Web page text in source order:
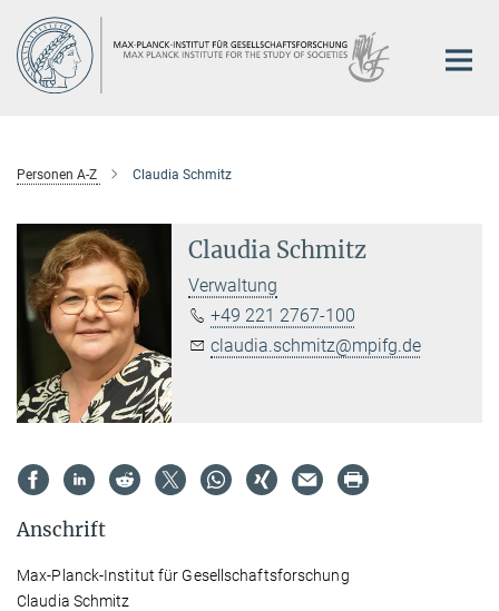
Hauptinhalt
Personen A-Z Claudia Schmitz
Claudia Schmitz
Verwaltung
+49 221 2767-100
claudia.schmitz@mpifg.de
Anschrift
Max-Planck-Institut für Gesellschaftsforschung
Claudia Schmitz